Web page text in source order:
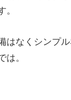
。
はなくシンプ
は。